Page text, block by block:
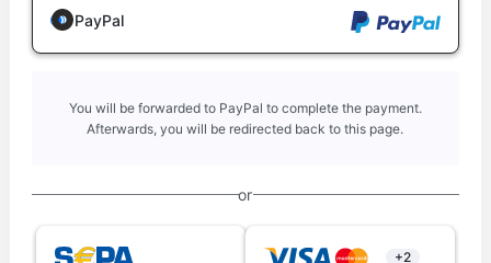
PayPal
You will be forwarded to PayPal to complete the payment.
Afterwards, you will be redirected back to this page.
or
+2